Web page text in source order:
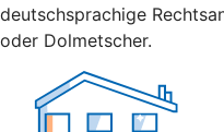
deutschsprachige
oder Dolmetscher.